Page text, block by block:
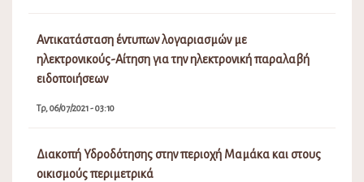
Αντικατάσταση έντυπων λογαριασμών με
ηλεκτρονικούς-Αίτηση για την ηλεκτρονική παραλαβή
ειδοποιήσεων
Τρ, 06/07/2021 - 03:10
Διακοπή Υδροδότησης στην περιοχή Μαμάκα και στους
οικισμούς περιμετρικά